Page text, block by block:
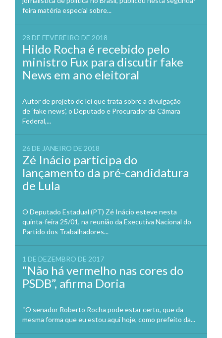
feira matéria especial sobre...
28 DE FEVEREIRO DE 2018
Hildo Rocha é recebido pelo
ministro Fux para discutir fake
News em ano eleitoral
Autor de projeto de lei que trata sobre a divulgação
de ‘fake news’, o Deputado e Procurador da Câmara
Federal,...
26 DE JANEIRO DE 2018
Zé Inácio participa do
lançamento da pré-candidatura
de Lula
O Deputado Estadual (PT) Zé Inácio esteve nesta
quinta-feira 25/01, na reunião da Executiva Nacional do
Partido dos Trabalhadores...
1 DE DEZEMBRO DE 2017
“Não há vermelho nas cores do
PSDB”, afirma Doria
“O senador Roberto Rocha pode estar certo, que da
mesma forma que eu estou aqui hoje, como prefeito da...